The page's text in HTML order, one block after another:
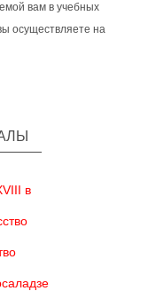
вам в учебных
осуществляете на
в